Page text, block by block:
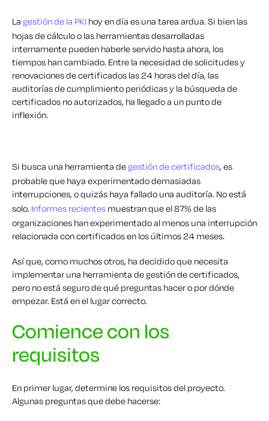
La gestión de la PKI hoy en día es una tarea ardua. Si bien las
hojas de cálculo o las herramientas desarrolladas
internamente pueden haberle servido hasta ahora, los
tiempos han cambiado. Entre la necesidad de solicitudes y
renovaciones de certificados las 24 horas del día, las
auditorías de cumplimiento periódicas y la búsqueda de
certificados no autorizados, ha llegado a un punto de
inflexión.
Si busca una herramienta degestión de certificados, es
probable que haya experimentado demasiadas
interrupciones, o quizás haya fallado una auditoría. No está
solo. Informes recientes muestran que el 87% de las
organizaciones han experimentado al menos una interrupción
relacionada con certificados en los últimos 24 meses.
Así que, como muchos otros, ha decidido que necesita
implementar una herramienta de gestión de certificados,
pero no está seguro de qué preguntas hacer o por dónde
empezar. Está en el lugar correcto.
Comience con los
requisitos
En primer lugar, determine los requisitos del proyecto.
Algunas preguntas que debe hacerse: